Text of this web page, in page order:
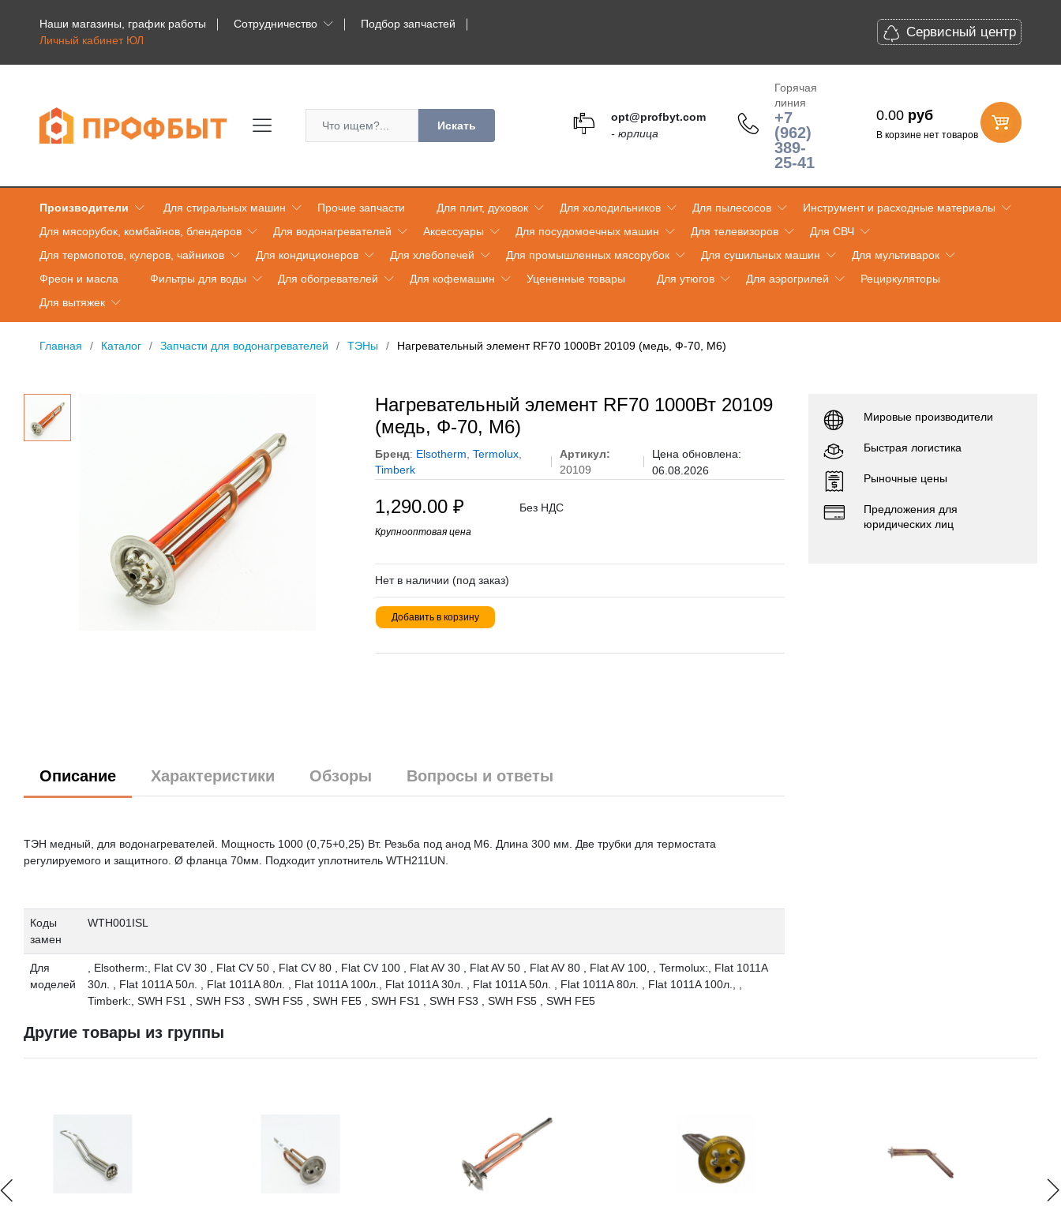
Наши магазины, график работы Сотрудничество
Подбор запчастей
Личный кабинет ЮЛ
Сервисный центр
Искать
opt@profbyt.com
- юрлица
Горячая
линия
+7
(962)
389-
25-41
0.00 руб
В корзине нет товаров
Производители Для стиральных машин Прочие запчасти Для плит, духовок Для холодильников Для пылесосов
Инструмент и расходные материалы
Для мясорубок, комбайнов, блендеров
Для водонагревателей Аксессуары Для посудомоечных машин Для телевизоров
Для СВЧ
Для термопотов, кулеров, чайников
Для кондиционеров Для хлебопечей Для промышленных мясорубок Для сушильных машин
Для мультиварок
Фреон и масла
Фильтры для воды Для обогревателей Для кофемашин Уцененные товары Для утюгов Для аэрогрилей
Рециркуляторы
Для вытяжек
Главная Каталог Запчасти для водонагревателей ТЭНы Нагревательный элемент RF70 1000Вт 20109 (медь, Ф-70, М6)
Нагревательный элемент RF70 1000Вт 20109
(медь, Ф-70, М6)
Бренд: Elsotherm Termolux,
Timberk
Артикул:
20109
Цена обновлена:
06.08.2026
1,290.00 ₽
Крупнооптовая цена
Без НДС
Нет в наличии (под заказ)
Добавить в корзину
Описание Характеристики Обзоры Вопросы и ответы
ТЭН медный, для водонагревателей. Мощность 1000 (0,75+0,25) Вт. Резьба под анод M6. Длина 300 мм. Две трубки для термостата
регулируемого и защитного. Ø фланца 70мм. Подходит уплотнитель WTH211UN.
Коды
замен
WTH001ISL
Для
моделей
, Elsotherm:, Flat CV 30 , Flat CV 50 , Flat CV 80 , Flat CV 100 , Flat AV 30 , Flat AV 50 , Flat AV 80 , Flat AV 100, , Termolux:, Flat 1011A
30л. , Flat 1011A 50л. , Flat 1011A 80л. , Flat 1011A 100л., Flat 1011A 30л. , Flat 1011A 50л. , Flat 1011A 80л. , Flat 1011A 100л., ,
Timberk:, SWH FS1 , SWH FS3 , SWH FS5 , SWH FE5 , SWH FS1 , SWH FS3 , SWH FS5 , SWH FE5
Мировые производители
Быстрая логистика
Рыночные цены
Предложения для
юридических лиц
Другие товары из группы